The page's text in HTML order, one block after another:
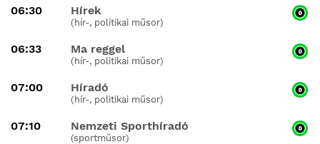
06:30 Hírek
(hír-, politikai műsor)
06:33 Ma reggel
(hír-, politikai műsor)
07:00 Híradó
(hír-, politikai műsor)
07:10 Nemzeti Sporthíradó
(sportműsor)